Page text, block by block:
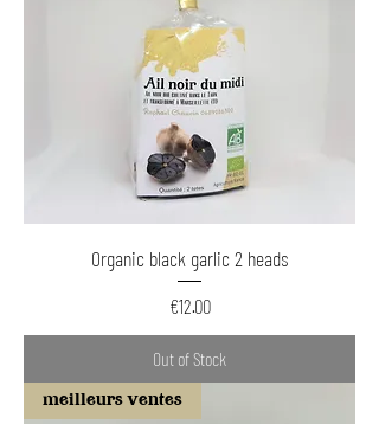
Organic black garlic 2 heads
Price
€12.00
Out of Stock
meilleurs ventes